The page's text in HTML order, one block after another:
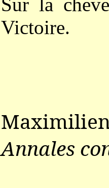
Victoire.
Maximilien
Annales